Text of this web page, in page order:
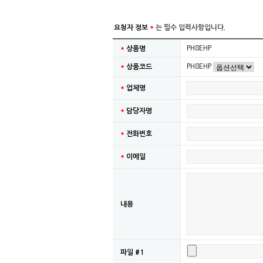
요청자 정보 * 는 필수 입력사항입니다.
* 상품명 PH8EHP
* 상품코드 PH8EHP
* 업체명
* 담당자명
* 전화번호
* 이메일
내용
파일 #1